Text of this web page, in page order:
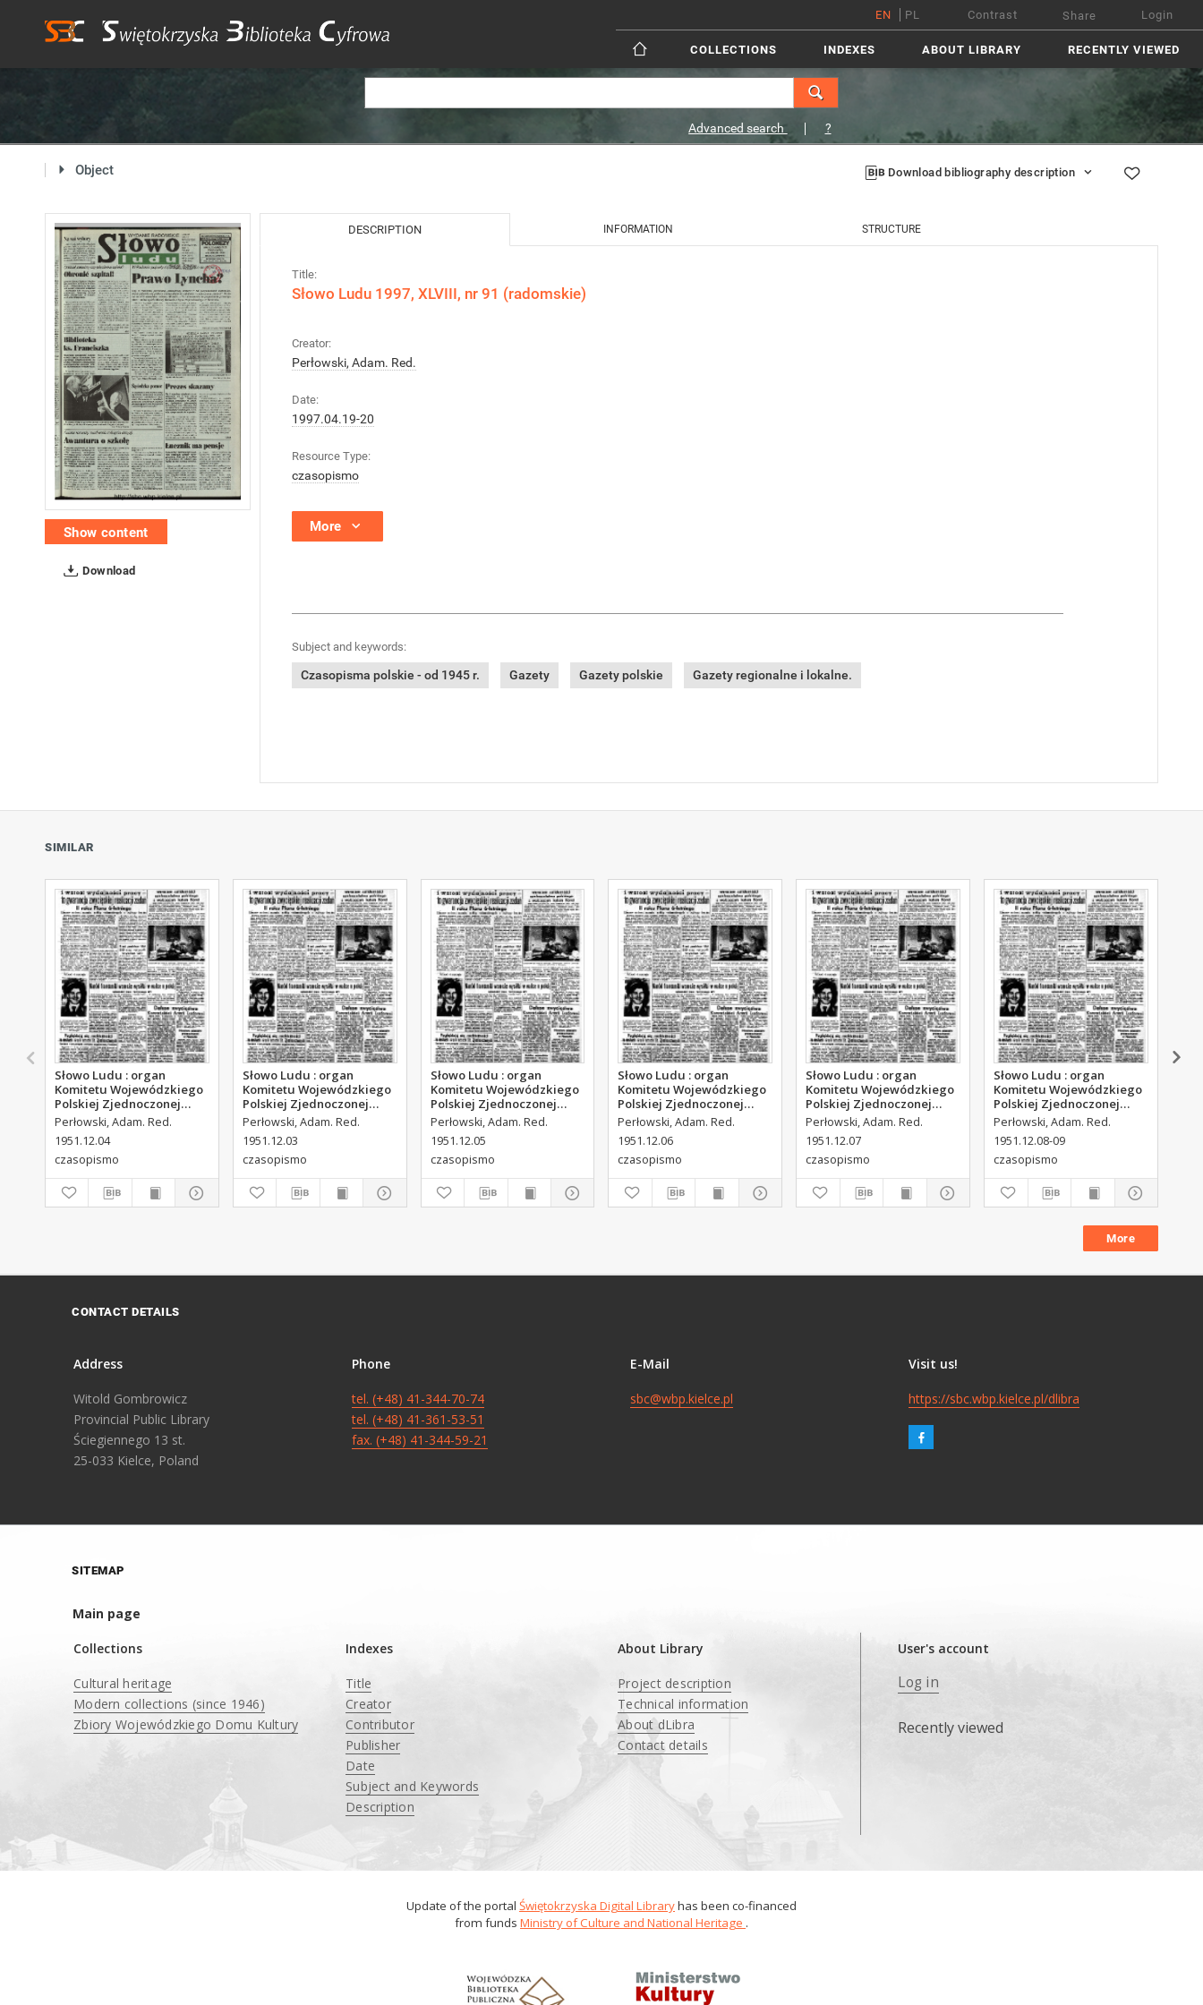
EN PL Contrast Share Login
COLLECTIONS INDEXES ABOUT LIBRARY RECENTLY VIEWED
Advanced search ?
Object Download bibliography description
Show content
Download
DESCRIPTION INFORMATION STRUCTURE
Title:
Słowo Ludu 1997, XLVIII, nr 91 (radomskie)
Creator:
Perłowski, Adam. Red.
Date:
1997.04.19-20
Resource Type:
czasopismo
More
Subject and keywords:
Czasopisma polskie - od 1945 r. Gazety Gazety polskie Gazety regionalne i lokalne.
SIMILAR
Słowo Ludu : organ
Komitetu Wojewódzkiego
Polskiej Zjednoczonej
Partii Robotniczej, 1951,
R.3, nr 313
Perłowski, Adam. Red.
1951.12.04
czasopismo
Słowo Ludu : organ
Komitetu Wojewódzkiego
Polskiej Zjednoczonej
Partii Robotniczej, 1951,
R.3, nr 312
Perłowski, Adam. Red.
1951.12.03
czasopismo
Słowo Ludu : organ
Komitetu Wojewódzkiego
Polskiej Zjednoczonej
Partii Robotniczej, 1951,
R.3, nr 314
Perłowski, Adam. Red.
1951.12.05
czasopismo
Słowo Ludu : organ
Komitetu Wojewódzkiego
Polskiej Zjednoczonej
Partii Robotniczej, 1951,
R.3, nr 315
Perłowski, Adam. Red.
1951.12.06
czasopismo
Słowo Ludu : organ
Komitetu Wojewódzkiego
Polskiej Zjednoczonej
Partii Robotniczej, 1951,
R.3, nr 316
Perłowski, Adam. Red.
1951.12.07
czasopismo
Słowo Ludu : organ
Komitetu Wojewódzkiego
Polskiej Zjednoczonej
Partii Robotniczej, 1951,
R.3, nr 317
Perłowski, Adam. Red.
1951.12.08-09
czasopismo
More
CONTACT DETAILS
Address
Witold Gombrowicz
Provincial Public Library
Ściegiennego 13 st.
25-033 Kielce, Poland
Phone
tel. (+48) 41-344-70-74
tel. (+48) 41-361-53-51
fax. (+48) 41-344-59-21
E-Mail
sbc@wbp.kielce.pl
Visit us!
https://sbc.wbp.kielce.pl/dlibra
SITEMAP
Main page
Collections
Cultural heritage
Modern collections (since 1946)
Zbiory Wojewódzkiego Domu Kultury
Indexes
Title
Creator
Contributor
Publisher
Date
Subject and Keywords
Description
About Library
Project description
Technical information
About dLibra
Contact details
User's account
Log in
Recently viewed
Update of the portal Świętokrzyska Digital Libraryhas been co-financed
from funds Ministry of Culture and National Heritage .